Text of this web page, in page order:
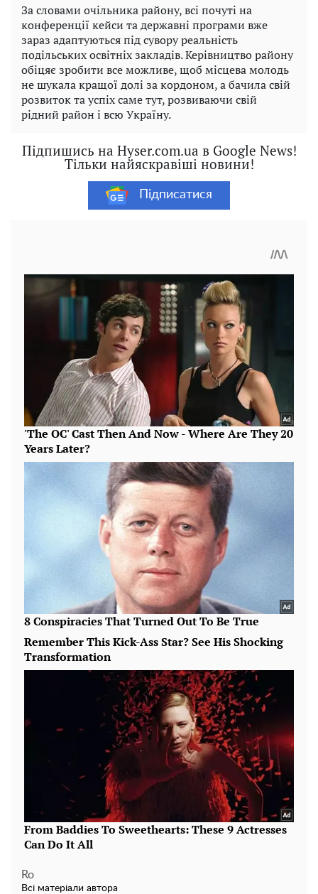
За словами очільника району, всі почуті на
конференції кейси та державні програми вже
зараз адаптуються під сувору реальність
подільських освітніх закладів. Керівництво району
обіцяє зробити все можливе, щоб місцева молодь
не шукала кращої долі за кордоном, а бачила свій
розвиток та успіх саме тут, розвиваючи свій
рідний район і всю Україну.
Підпишись на Hyser.com.ua в Google News!
Тільки найяскравіші новини!
Підписатися
Ro
Всі матеріали автора